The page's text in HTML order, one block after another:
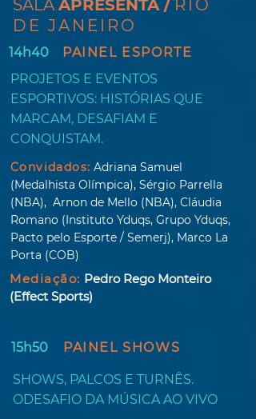
SALA APRESENTA / RIO
DE JANEIRO
14h40
PAINEL ESPORTE
PROJETOS E EVENTOS
ESPORTIVOS: HISTÓRIAS QUE
MARCAM, DESAFIAM E
CONQUISTAM.
Convidados: Adriana Samuel
(Medalhista Olímpica), Sérgio Parrella
(NBA), Arnon de Mello (NBA), Cláudia
Romano (Instituto Yduqs, Grupo Yduqs,
Pacto pelo Esporte / Semerj), Marco La
Porta (COB)
Mediação: Pedro Rego Monteiro
(Effect Sports)
15h50 PAINEL SHOWS
SHOWS, PALCOS E TURNÊS.
ODESAFIO DA MÚSICA AO VIVO